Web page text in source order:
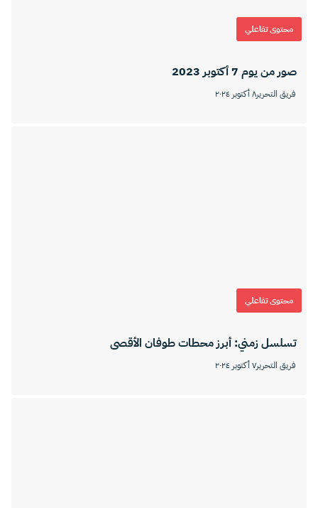
محتوى تفاعلي
صور من يوم 7 أكتوبر 2023
فريق التحرير٨ أكتوبر ٢٠٢٤
محتوى تفاعلي
تسلسل زمني: أبرز محطات طوفان الأقصى
فريق التحرير٧ أكتوبر ٢٠٢٤